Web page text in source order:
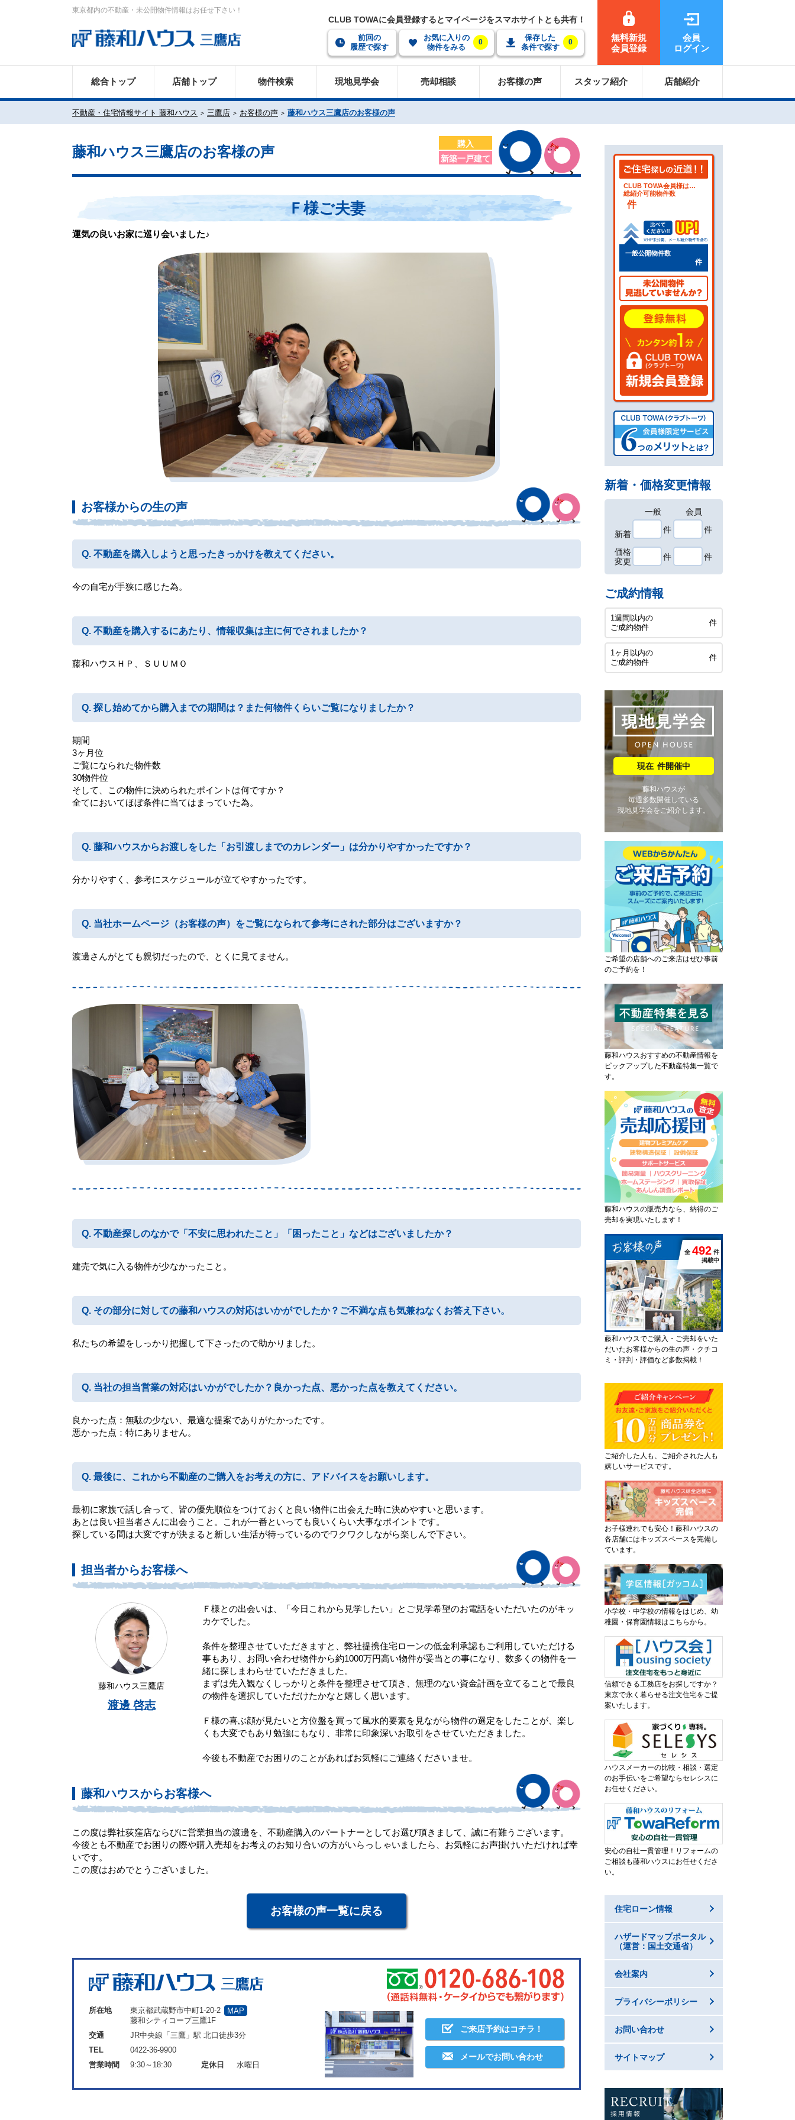
東京都内の不動産・未公開物件情報はお任せ下さい！
CLUB TOWAに会員登録するとマイページをスマホサイトとも共有！
前回の
履歴で探す
お気に入りの
物件をみる
0
保存した
条件で探す
0
無料新規
会員登録
会員
ログイン
総合トップ 店舗トップ 物件検索 現地見学会 売却相談 お客様の声 スタッフ紹介 店舗紹介
不動産・住宅情報サイト 藤和ハウス 三鷹店 お客様の声 藤和ハウス三鷹店のお客様の声
藤和ハウス三鷹店のお客様の声
購入
新築一戸建て
Ｆ様ご夫妻
運気の良いお家に巡り会いました♪
お客様からの生の声
不動産を購入しようと思ったきっかけを教えてください。
今の自宅が手狭に感じた為。
不動産を購入するにあたり、情報収集は主に何でされましたか？
藤和ハウスＨＰ、ＳＵＵＭＯ
探し始めてから購入までの期間は？また何物件くらいご覧になりましたか？
期間
3ヶ月位
ご覧になられた物件数
30物件位
そして、この物件に決められたポイントは何ですか？
全てにおいてほぼ条件に当てはまっていた為。
藤和ハウスからお渡しをした「お引渡しまでのカレンダー」は分かりやすかったですか？
分かりやすく、参考にスケジュールが立てやすかったです。
当社ホームページ（お客様の声）をご覧になられて参考にされた部分はございますか？
渡邊さんがとても親切だったので、とくに見てません。
不動産探しのなかで「不安に思われたこと」「困ったこと」などはございましたか？
建売で気に入る物件が少なかったこと。
その部分に対しての藤和ハウスの対応はいかがでしたか？ご不満な点も気兼ねなくお答え下さい。
私たちの希望をしっかり把握して下さったので助かりました。
当社の担当営業の対応はいかがでしたか？良かった点、悪かった点を教えてください。
良かった点：無駄の少ない、最適な提案でありがたかったです。
悪かった点：特にありません。
最後に、これから不動産のご購入をお考えの方に、アドバイスをお願いします。
最初に家族で話し合って、皆の優先順位をつけておくと良い物件に出会えた時に決めやすいと思います。
あとは良い担当者さんに出会うこと。これが一番といっても良いくらい大事なポイントです。
探している間は大変ですが決まると新しい生活が待っているのでワクワクしながら楽しんで下さい。
担当者からお客様へ
藤和ハウス三鷹店
渡邊 啓志
Ｆ様との出会いは、「今日これから見学したい」とご見学希望のお電話をいただいたのがキッ
カケでした。
条件を整理させていただきますと、弊社提携住宅ローンの低金利承認もご利用していただける
事もあり、お問い合わせ物件から約1000万円高い物件が妥当との事になり、数多くの物件を一
緒に探しまわらせていただきました。
まずは先入観なくしっかりと条件を整理させて頂き、無理のない資金計画を立てることで最良
の物件を選択していただけたかなと嬉しく思います。
Ｆ様の喜ぶ顔が見たいと方位盤を買って風水的要素を見ながら物件の選定をしたことが、楽し
くも大変でもあり勉強にもなり、非常に印象深いお取引をさせていただきました。
今後も不動産でお困りのことがあればお気軽にご連絡くださいませ。
藤和ハウスからお客様へ
この度は弊社荻窪店ならびに営業担当の渡邊を、不動産購入のパートナーとしてお選び頂きまして、誠に有難うございます。
今後とも不動産でお困りの際や購入売却をお考えのお知り合いの方がいらっしゃいましたら、お気軽にお声掛けいただければ幸
いです。
この度はおめでとうございました。
お客様の声一覧に戻る
所在地
東京都武蔵野市中町1-20-2
藤和シティコープ三鷹1F
MAP
交通
JR中央線「三鷹」駅 北口徒歩3分
TEL
0422-36-9900
営業時間
9:30～18:30 定休日 水曜日
ご来店予約はコチラ！
メールでお問い合わせ
CLUB TOWA会員様は…
総紹介可能物件数
件
一般公開物件数
件
新着・価格変更情報
一般 会員
新着
件 件
価格
変更
件 件
ご成約情報
1週間以内の
ご成約物件
件
1ヶ月以内の
ご成約物件
件
件開催中
藤和ハウスが
毎週多数開催している
現地見学会をご紹介します。
ご希望の店舗へのご来店はぜひ事前
のご予約を！
藤和ハウスおすすめの不動産情報を
ピックアップした不動産特集一覧で
す。
藤和ハウスの販売力なら、納得のご
売却を実現いたします！
全 492 件
掲載中
藤和ハウスでご購入・ご売却をいた
だいたお客様からの生の声・クチコ
ミ・評判・評価など多数掲載！
ご紹介した人も、ご紹介された人も
嬉しいサービスです。
お子様連れでも安心！藤和ハウスの
各店舗にはキッズスペースを完備し
ています。
小学校・中学校の情報をはじめ、幼
稚園・保育園情報はこちらから。
信頼できる工務店をお探しですか？
東京で永く暮らせる注文住宅をご提
案いたします。
ハウスメーカーの比較・相談・選定
のお手伝いをご希望ならセレシスに
お任せください。
安心の自社一貫管理！リフォームの
ご相談も藤和ハウスにお任せくださ
い。
住宅ローン情報
ハザードマップポータル
（運営：国土交通省）
会社案内
プライバシーポリシー
お問い合わせ
サイトマップ